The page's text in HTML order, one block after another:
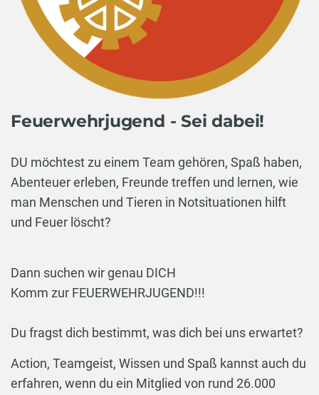
Feuerwehrjugend - Sei dabei!
DU möchtest zu einem Team gehören, Spaß haben,
Abenteuer erleben, Freunde treffen und lernen, wie
man Menschen und Tieren in Notsituationen hilft
und Feuer löscht?
Dann suchen wir genau DICH
Komm zur FEUERWEHRJUGEND!!!
Du fragst dich bestimmt, was dich bei uns erwartet?
Action, Teamgeist, Wissen und Spaß kannst auch du
erfahren, wenn du ein Mitglied von rund 26.000